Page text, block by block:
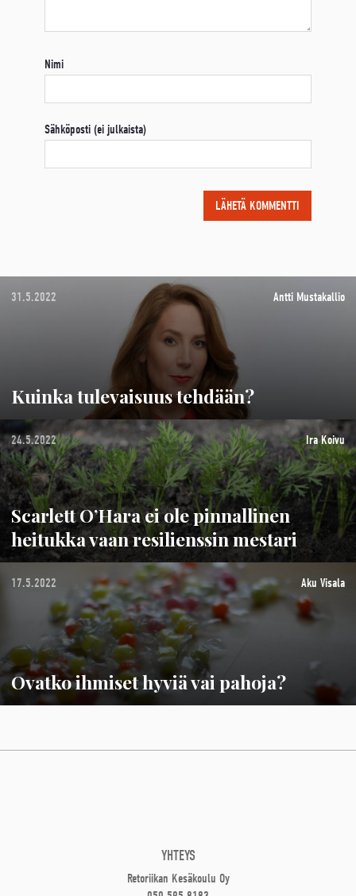
Nimi
Sähköposti (ei julkaista)
31.5.2022 Antti Mustakallio
Kuinka tulevaisuus tehdään?
24.5.2022 Ira Koivu
Scarlett O’Hara ei ole pinnallinen
heitukka vaan resilienssin mestari
17.5.2022 Aku Visala
Ovatko ihmiset hyviä vai pahoja?
YHTEYS
Retoriikan Kesäkoulu Oy